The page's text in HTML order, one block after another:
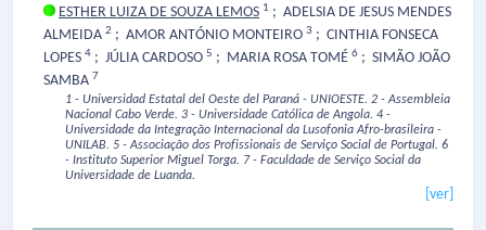
ESTHER LUIZA DE SOUZA LEMOS 1 ; ADELSIA DE JESUS MENDES
ALMEIDA 2 ; AMOR ANTÓNIO MONTEIRO 3 ; CINTHIA FONSECA
LOPES 4 ; JÚLIA CARDOSO 5 ; MARIA ROSA TOMÉ 6 ; SIMÃO JOÃO
SAMBA 7
1 - Universidad Estatal del Oeste del Paraná - UNIOESTE. 2 - Assembleia
Nacional Cabo Verde. 3 - Universidade Católica de Angola. 4 -
Universidade da Integração Internacional da Lusofonia Afro-brasileira -
UNILAB. 5 - Associação dos Profissionais de Serviço Social de Portugal. 6
- Instituto Superior Miguel Torga. 7 - Faculdade de Serviço Social da
Universidade de Luanda.
[ver]